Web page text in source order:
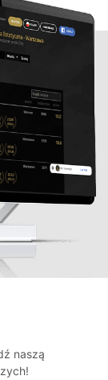
naszą